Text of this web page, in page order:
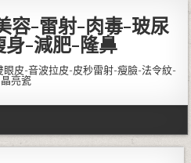
容-雷射-肉毒-玻尿
-減肥-隆鼻
皮-音波拉皮-皮秒雷射-瘦臉-法令紋-
晶亮瓷